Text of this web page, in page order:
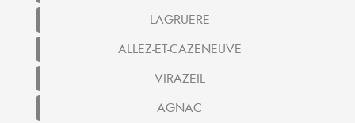
LAGRUERE
ALLEZ-ET-CAZENEUVE
VIRAZEIL
AGNAC